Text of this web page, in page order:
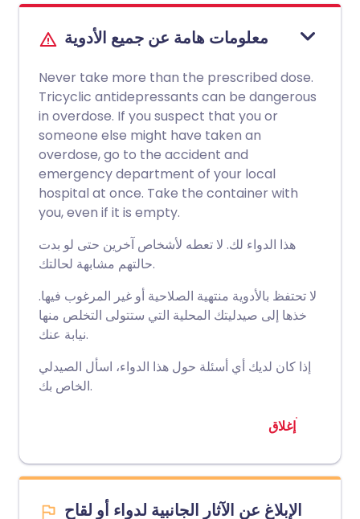
معلومات هامة عن جميع الأدوية
Never take more than the prescribed dose.
Tricyclic antidepressants can be dangerous
in overdose. If you suspect that you or
someone else might have taken an
overdose, go to the accident and
emergency department of your local
hospital at once. Take the container with
you, even if it is empty.
هذا الدواء لك. لا تعطه لأشخاص آخرين حتى لو بدت
حالتهم مشابهة لحالتك.
لا تحتفظ بالأدوية منتهية الصلاحية أو غير المرغوب فيها.
خذها إلى صيدليتك المحلية التي ستتولى التخلص منها
نيابة عنك.
إذا كان لديك أي أسئلة حول هذا الدواء، اسأل الصيدلي
الخاص بك.
إغلاق
الإبلاغ عن الآثار الجانبية لدواء أو لقاح